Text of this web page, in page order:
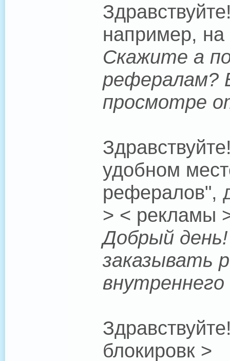
например, на
Скажите а
рефералам?
просмотре
удобном
рефералов",
> < рекламы
Добрый
заказывать
внутреннего
блокировк >